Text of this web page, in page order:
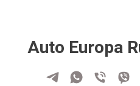
Auto Europa